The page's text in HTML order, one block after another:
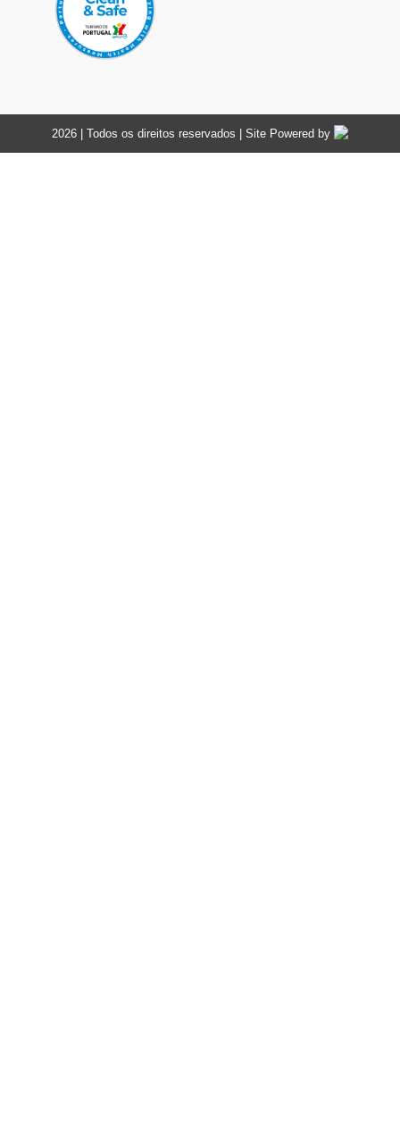
2026 | Todos os direitos reservados | Site Powered by